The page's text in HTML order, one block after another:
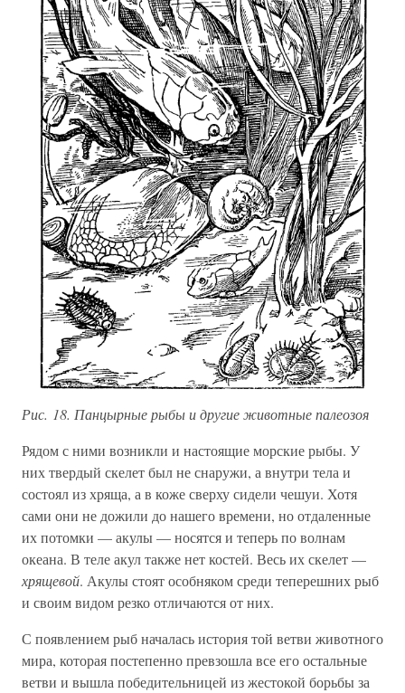
Рис. 18. Панцырные рыбы и другие животные палеозоя
Рядом с ними возникли и настоящие морские рыбы. У
них твердый скелет был не снаружи, а внутри тела и
состоял из хряща, а в коже сверху сидели чешуи. Хотя
сами они не дожили до нашего времени, но отдаленные
их потомки — акулы — носятся и теперь по волнам
океана. В теле акул также нет костей. Весь их скелет —
хрящевой. Акулы стоят особняком среди теперешних рыб
и своим видом резко отличаются от них.
С появлением рыб началась история той ветви животного
мира, которая постепенно превзошла все его остальные
ветви и вышла победительницей из жестокой борьбы за